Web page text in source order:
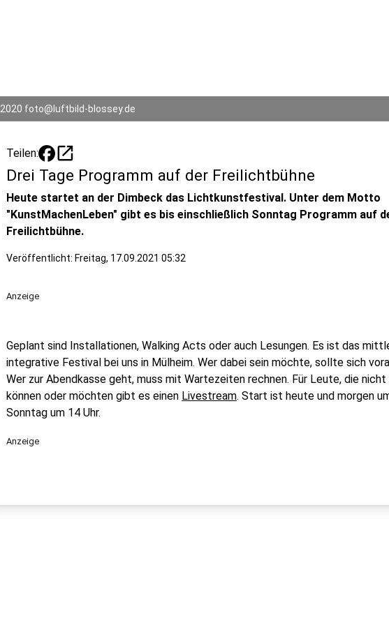
2020 foto@luftbild-blossey.de
Teilen: open_in_new
Drei Tage Programm auf der Freilichtbühne
Heute startet an der Dimbeck das Lichtkunstfestival. Unter dem Motto
"KunstMachenLeben" gibt es bis einschließlich Sonntag Programm auf
Freilichtbühne.
Veröffentlicht: Freitag, 17.09.2021 05:32
Anzeige
Geplant sind Installationen, Walking Acts oder auch Lesungen. Es ist das
integrative Festival bei uns in Mülheim. Wer dabei sein möchte, sollte sich
Wer zur Abendkasse geht, muss mit Wartezeiten rechnen. Für Leute, die nicht
können oder möchten gibt es einen Livestream. Start ist heute und morgen
Sonntag um 14 Uhr.
Anzeige